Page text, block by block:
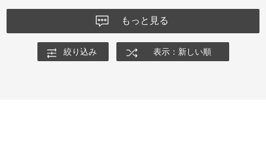
もっと見る
絞り込み 表示：新しい順